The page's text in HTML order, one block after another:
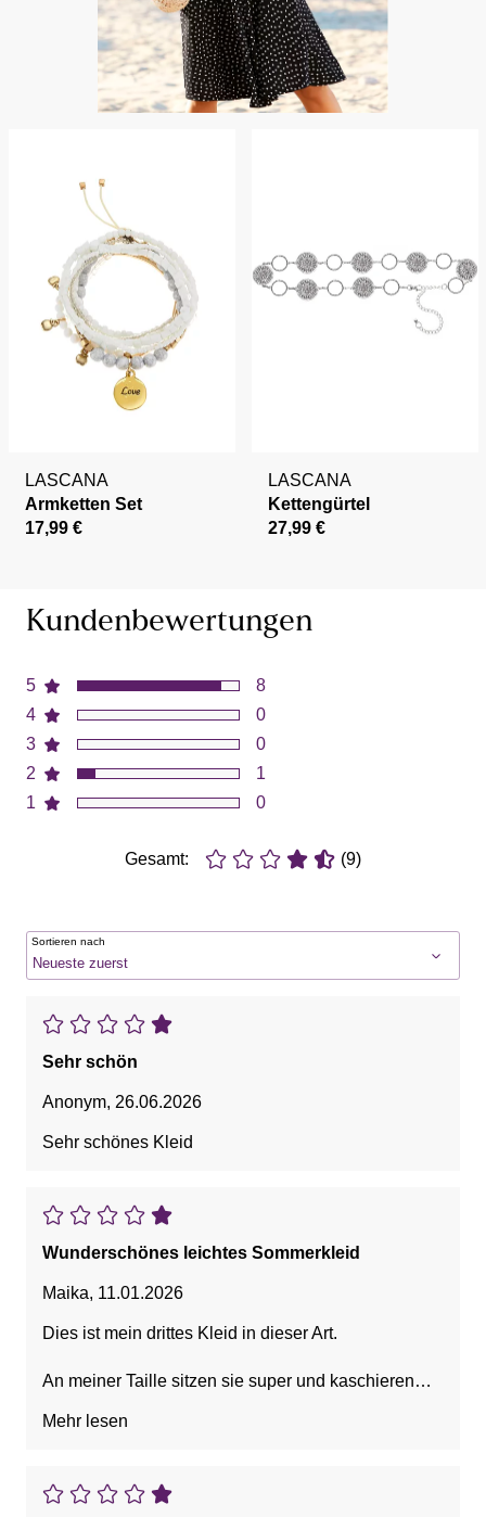
LASCANA
Armketten Set
17,99 €
LASCANA
Kettengürtel
27,99 €
Kundenbewertungen
5
4
3
2
1
8
0
0
1
0
Gesamt: (9)
Sortieren nach
Sehr schön
Anonym, 26.06.2026
Sehr schönes Kleid
Wunderschönes leichtes Sommerkleid
Maika, 11.01.2026
Dies ist mein drittes Kleid in dieser Art.
An meiner Taille sitzen sie super und kaschieren
Mehr lesen